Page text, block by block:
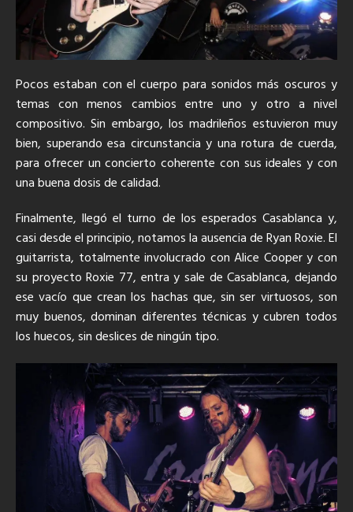
Pocos estaban con el cuerpo para sonidos más oscuros y
temas con menos cambios entre uno y otro a nivel
compositivo. Sin embargo, los madrileños estuvieron muy
bien, superando esa circunstancia y una rotura de cuerda,
para ofrecer un concierto coherente con sus ideales y con
una buena dosis de calidad.
Finalmente, llegó el turno de los esperados Casablanca y,
casi desde el principio, notamos la ausencia de Ryan Roxie. El
guitarrista, totalmente involucrado con Alice Cooper y con
su proyecto Roxie 77, entra y sale de Casablanca, dejando
ese vacío que crean los hachas que, sin ser virtuosos, son
muy buenos, dominan diferentes técnicas y cubren todos
los huecos, sin deslices de ningún tipo.